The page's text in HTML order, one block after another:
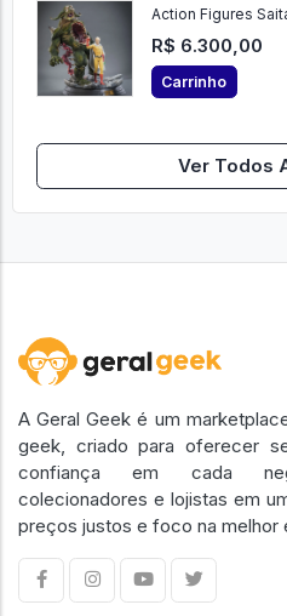
Action Figures
R$ 6.300,00
Carrinho
Ver Todos
A Geral Geek é um
geek, criado para oferecer
confiança em cada
colecionadores e lojistas em
preços justos e foco na melhor